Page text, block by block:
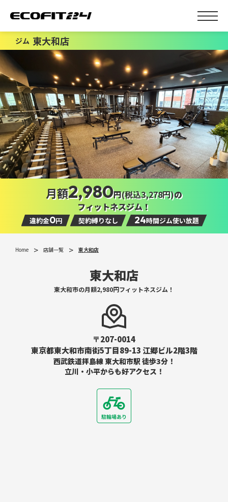
ジム 東大和店
月額2,980円(税込3,278円)の
フィットネスジム！
違約金0円 契約縛りなし 24時間ジム使い放題
Home 店舗一覧 東大和店
東大和店
東大和市の月額2,980円フィットネスジム！
〒207-0014
東京都東大和市南街5丁目89-13 江郷ビル2階3階
西武鉄道拝島線 東大和市駅 徒歩3分！
立川・小平からも好アクセス！